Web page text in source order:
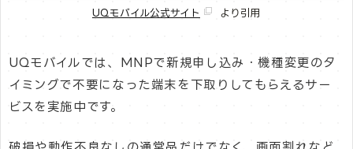
UQモバイル公式サイト より引用
UQモバイルでは、MNPで新規申し込み・機種変更のタ
イミングで不要になった端末を下取りしてもらえるサー
ビスを実施中です。